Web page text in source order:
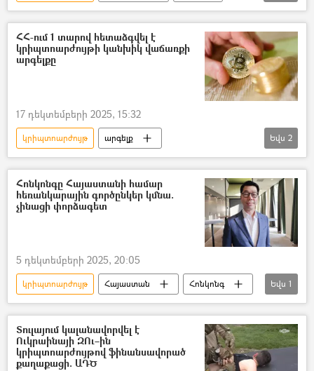
ԱՄՆ
բորսա Շուկա
ՀՀ-ում 1 տարով հետաձգվել է
կրիպտոարժույթի կանխիկ վաճառքի
արգելքը
17 դեկտեմբերի 2025, 15:32
կրիպտոարժույթ
արգելք
անկանխիկ վճարում
Բիթքոին
Եվս 2
Հոնկոնգը Հայաստանի համար
հեռանկարային գործընկեր կմնա.
չինացի փորձագետ
5 դեկտեմբերի 2025, 20:05
կրիպտոարժույթ Հայաստան
Հոնկոնգ
Չինաստան
Եվս 1
Տուլայում կալանավորվել է
Ուկրաինայի ԶՈւ–ին
կրիպտոարժույթով ֆինանսավորած
քաղաքացի. ԱԴԾ